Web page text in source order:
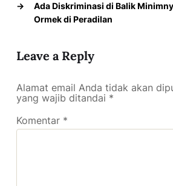
→
Ada Diskriminasi di Balik
Ormek di Peradilan
Leave a Reply
Alamat email Anda tidak akan
yang wajib ditandai *
Komentar *